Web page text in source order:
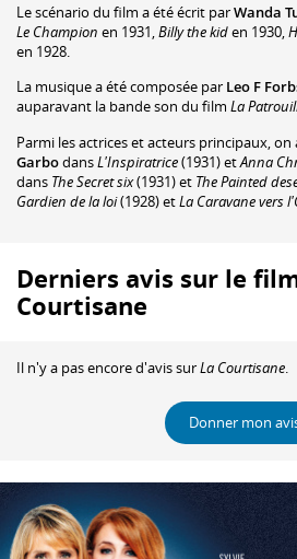
Le scénario du film a été écrit parWanda
Le Champion en 1931,Billy the kiden 1930,
en 1928.
La musique a été composée par Leo F
auparavant la bande son du film La
Parmi les actrices et acteurs principaux,
GarbodansL'Inspiratrice(1931) etAnna
dans The Secret six(1931) et The Painted
Gardien de la loi(1928) etLa Caravane vers
Derniers avis sur le
Courtisane
Il n'y a pas encore d'avis surLa Courtisane.
Donner mon